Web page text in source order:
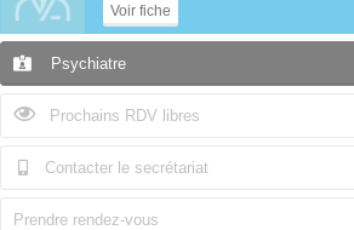
Voir fiche
Psychiatre
Prochains RDV libres
Contacter le secrétariat
Prendre rendez-vous